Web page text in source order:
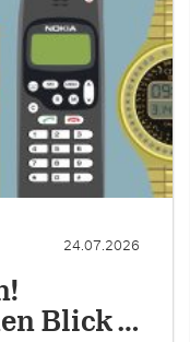
24.07.2026
Blick …